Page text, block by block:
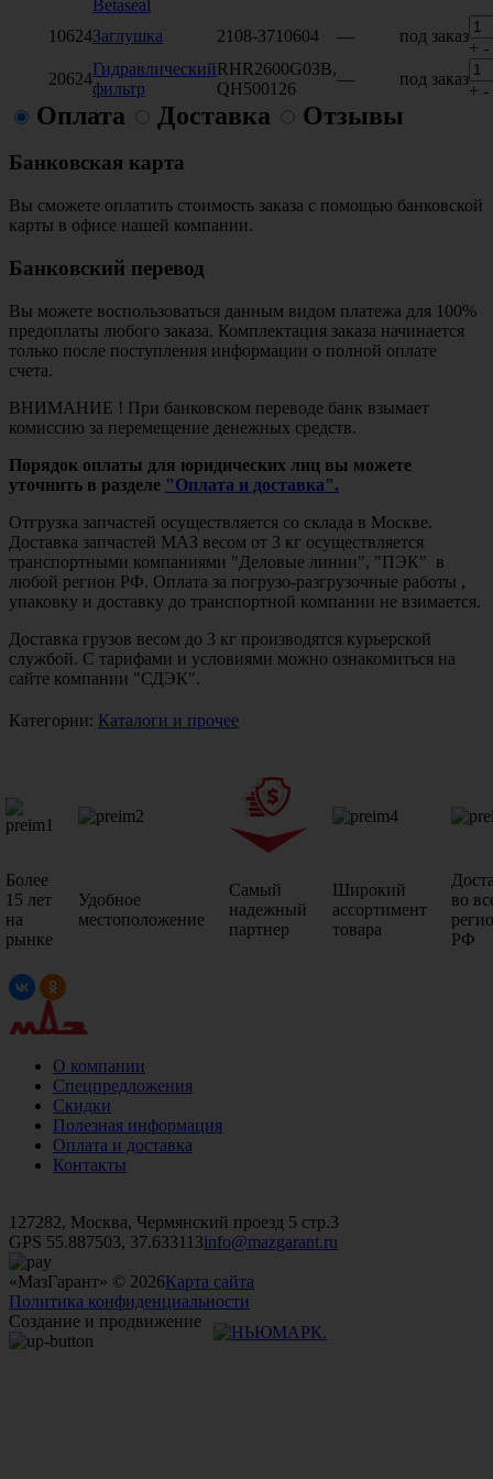
Betaseal
10624Заглушка 2108-3710604 — под заказ
+ -
20624
Гидравлический
фильтр
RHR2600G03B,
QH500126
— под заказ
+ -
Оплата Доставка Отзывы
Банковская карта
Вы сможете оплатить стоимость заказа с помощью банковской
карты в офисе нашей компании.
Банковский перевод
Вы можете воспользоваться данным видом платежа для 100%
предоплаты любого заказа. Комплектация заказа начинается
только после поступления информации о полной оплате
счета.
ВНИМАНИЕ ! При банковском переводе банк взымает
комиссию за перемещение денежных средств.
Порядок оплаты для юридических лиц вы можете
уточнить в разделе "Оплата и доставка".
Отгрузка запчастей осуществляется со склада в Москве.
Доставка запчастей МАЗ весом от 3 кг осуществляется
транспортными компаниями "Деловые линии", "ПЭК" в
любой регион РФ. Оплата за погрузо-разгрузочные работы ,
упаковку и доставку до транспортной компании не взимается.
Доставка грузов весом до 3 кг производятся курьерской
службой. С тарифами и условиями можно ознакомиться на
сайте компании "СДЭК".
Категории: Каталоги и прочее
Более
15 лет
на
рынке
Удобное
местоположение
Самый
надежный
партнер
Широкий
ассортимент
товара
во
РФ
О компании
Спецпредложения
Скидки
Полезная информация
Оплата и доставка
Контакты
127282, Москва, Чермянский проезд 5 стр.3
GPS 55.887503, 37.633113info@mazgarant.ru
«МазГарант» © 2026Карта сайта
Политика конфиденциальности
Создание и продвижение